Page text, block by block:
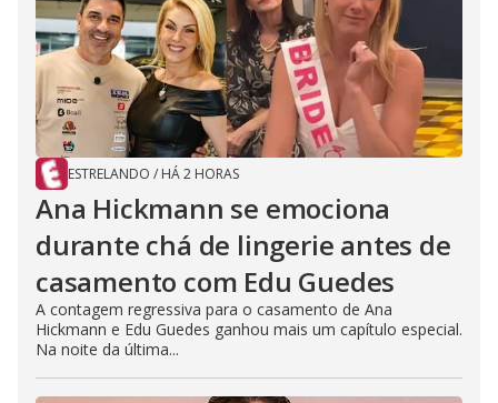
ESTRELANDO / HÁ 2 HORAS
Ana Hickmann se emociona
durante chá de lingerie antes de
casamento com Edu Guedes
A contagem regressiva para o casamento de Ana
Hickmann e Edu Guedes ganhou mais um capítulo especial.
Na noite da última...